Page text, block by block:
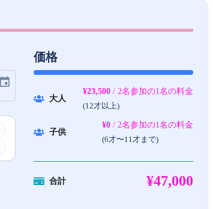
event
価格
大人
¥23,500 / 2名参加の1名の料金
(12才以上)
子供
¥0 / 2名参加の1名の料金
(6才〜11才まで)
合計 ¥47,000